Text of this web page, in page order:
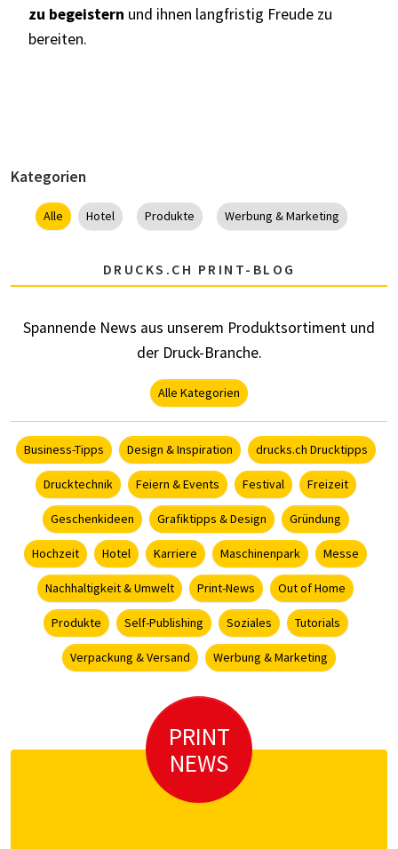
zu begeistern und ihnen langfristig Freude zu
bereiten.
Kategorien
Alle Hotel Produkte Werbung & Marketing
DRUCKS.CH PRINT-BLOG
Spannende News aus unserem Produktsortiment und
der Druck-Branche.
Alle Kategorien
Business-Tipps Design & Inspiration drucks.ch Drucktipps
Drucktechnik Feiern & Events Festival Freizeit
Geschenkideen Grafiktipps & Design Gründung
Hochzeit Hotel Karriere Maschinenpark Messe
Nachhaltigkeit & Umwelt Print-News Out of Home
Produkte Self-Publishing Soziales Tutorials
Verpackung & Versand Werbung & Marketing
PRINT
NEWS